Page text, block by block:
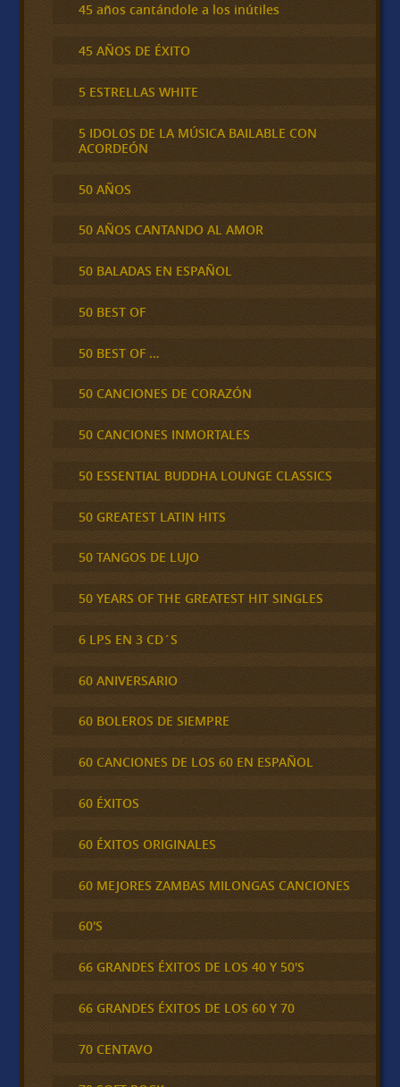
45 años cantándole a los inútiles
45 AÑOS DE ÉXITO
5 ESTRELLAS WHITE
5 IDOLOS DE LA MÚSICA BAILABLE CON
ACORDEÓN
50 AÑOS
50 AÑOS CANTANDO AL AMOR
50 BALADAS EN ESPAÑOL
50 BEST OF
50 BEST OF …
50 CANCIONES DE CORAZÓN
50 CANCIONES INMORTALES
50 ESSENTIAL BUDDHA LOUNGE CLASSICS
50 GREATEST LATIN HITS
50 TANGOS DE LUJO
50 YEARS OF THE GREATEST HIT SINGLES
6 LPS EN 3 CD´S
60 ANIVERSARIO
60 BOLEROS DE SIEMPRE
60 CANCIONES DE LOS 60 EN ESPAÑOL
60 ÉXITOS
60 ÉXITOS ORIGINALES
60 MEJORES ZAMBAS MILONGAS CANCIONES
60'S
66 GRANDES ÉXITOS DE LOS 40 Y 50'S
66 GRANDES ÉXITOS DE LOS 60 Y 70
70 CENTAVO